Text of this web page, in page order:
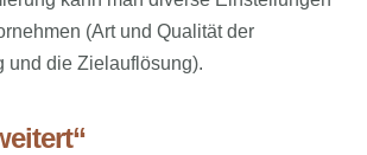
(Art und Qualität der
und die Zielauflösung).